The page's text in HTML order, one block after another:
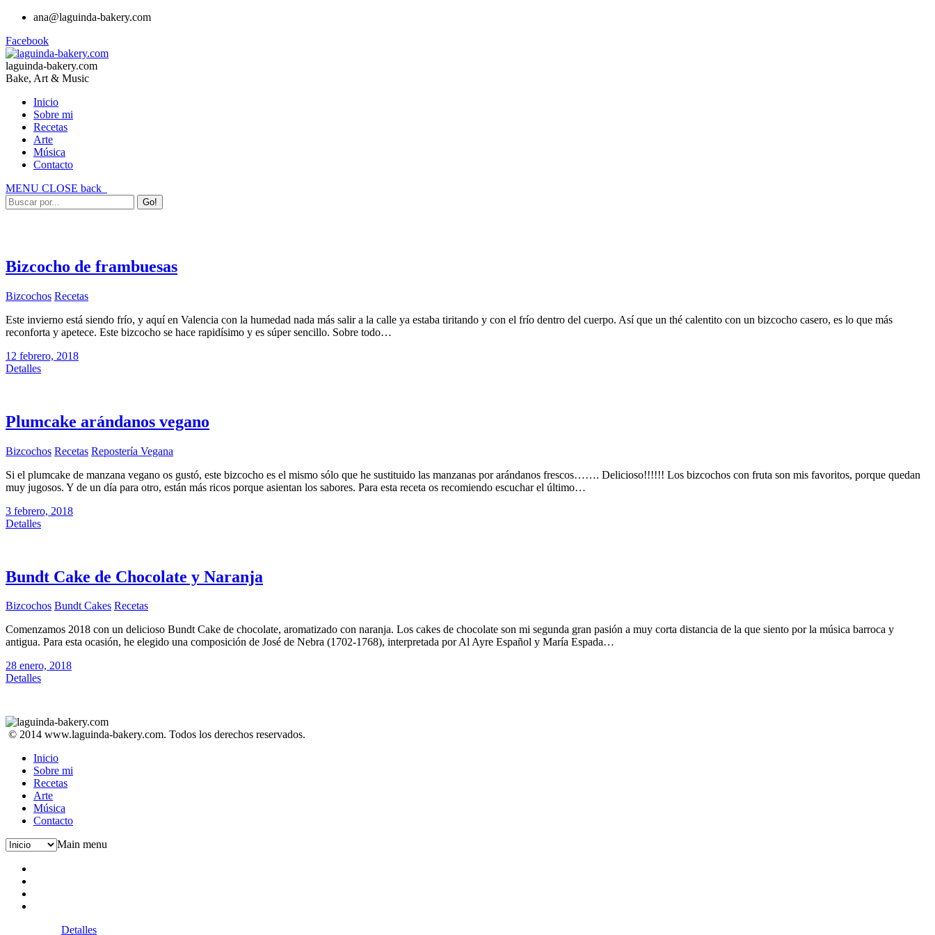
ana@laguinda-bakery.com
Facebook
laguinda-bakery.com
Bake, Art & Music
Inicio
Sobre mi
Recetas
Arte
Música
Contacto
MENU CLOSE back
Bizcocho de frambuesas
Bizcochos Recetas
Este invierno está siendo frío, y aquí en Valencia con la humedad nada más salir a la calle ya estaba tiritando y con el frío dentro del cuerpo. Así que un thé calentito con un bizcocho casero, es lo que más
reconforta y apetece. Este bizcocho se hace rapidísimo y es súper sencillo. Sobre todo…
12 febrero, 2018
Detalles
Plumcake arándanos vegano
Bizcochos Recetas Repostería Vegana
Si el plumcake de manzana vegano os gustó, este bizcocho es el mismo sólo que he sustituido las manzanas por arándanos frescos……. Delicioso!!!!!! Los bizcochos con fruta son mis favoritos, porque quedan
muy jugosos. Y de un día para otro, están más ricos porque asientan los sabores. Para esta receta os recomiendo escuchar el último…
3 febrero, 2018
Detalles
Bundt Cake de Chocolate y Naranja
Bizcochos Bundt Cakes Recetas
Comenzamos 2018 con un delicioso Bundt Cake de chocolate, aromatizado con naranja. Los cakes de chocolate son mi segunda gran pasión a muy corta distancia de la que siento por la música barroca y
antigua. Para esta ocasión, he elegido una composición de José de Nebra (1702-1768), interpretada por Al Ayre Español y María Espada…
28 enero, 2018
Detalles
© 2014 www.laguinda-bakery.com. Todos los derechos reservados.
Inicio
Sobre mi
Recetas
Arte
Música
Contacto
Main menu
Detalles